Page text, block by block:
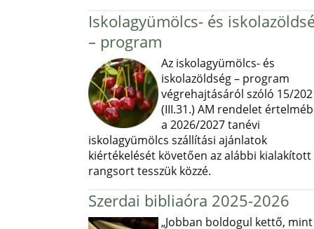
Iskolagyümölcs- és
– program
Az iskolagyümölcs- és
iskolazöldség – program
végrehajtásáról szóló 15/
(III.31.) AM rendelet
a 2026/2027 tanévi
iskolagyümölcs szállítási ajánlatok
kiértékelését követően az alábbi kialakított
rangsort tesszük közzé.
Szerdai bibliaóra 2025-2026
„Jobban boldogul kettő, mint